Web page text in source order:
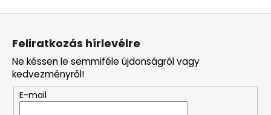
L
Feliratkozás hírlevélre
Ne késsen le semmiféle újdonságról vagy
kedvezményről!
E-mail